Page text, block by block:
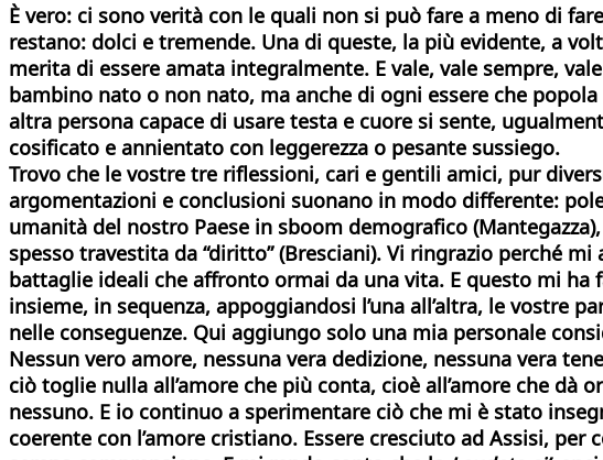
È vero: ci sono verità con le quali non si può fare a meno di
restano: dolci e tremende. Una di queste, la più evidente, a
merita di essere amata integralmente. E vale, vale sempre,
bambino nato o non nato, ma anche di ogni essere che
altra persona capace di usare testa e cuore si sente,
cosificato e annientato con leggerezza o pesante sussiego.
Trovo che le vostre tre riflessioni, cari e gentili amici, pur
argomentazioni e conclusioni suonano in modo differente:
umanità del nostro Paese in sboom demografico
spesso travestita da “diritto” (Bresciani). Vi ringrazio perché
battaglie ideali che affronto ormai da una vita. E questo mi
insieme, in sequenza, appoggiandosi l’una all’altra, le
nelle conseguenze. Qui aggiungo solo una mia personale
Nessun vero amore, nessuna vera dedizione, nessuna vera
ciò toglie nulla all’amore che più conta, cioè all’amore che dà
nessuno. E io continuo a sperimentare ciò che mi è stato
coerente con l’amore cristiano. Essere cresciuto ad Assisi,